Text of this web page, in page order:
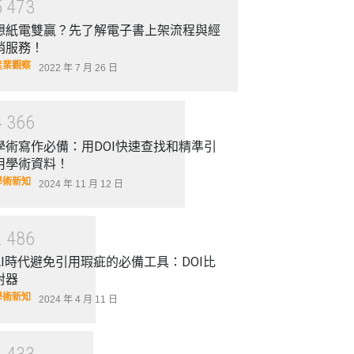
473
紙電雙贏？先了解電子書上架流程與經
服務！
業觀察 2022 年 7 月 26 日
366
術寫作必備：用DOI快速查找和精準引
學術資料！
術新知 2024 年 11 月 12 日
486
時代避免引用瑕疵的必備工具：DOI比
器
術新知 2024 年 4 月 11 日